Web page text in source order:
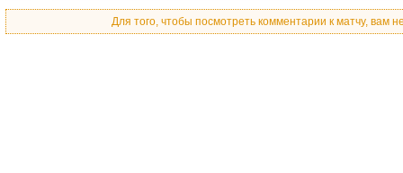
Для того, чтобы посмотреть комментарии к матчу, вам